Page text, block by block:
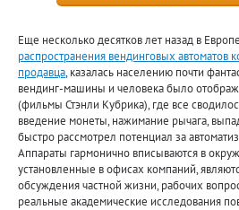
Еще несколько десятков лет назад в
распространения вендинговых автоматов
продавца, казалась населению почти
вендинг-машины и человека было
(фильмы Стэнли Кубрика), где все
введение монеты, нажимание рычага,
быстро рассмотрел потенциал за
Аппараты гармонично вписываются в
установленные в офисах компаний,
обсуждения частной жизни, рабочих
реальные академические исследования